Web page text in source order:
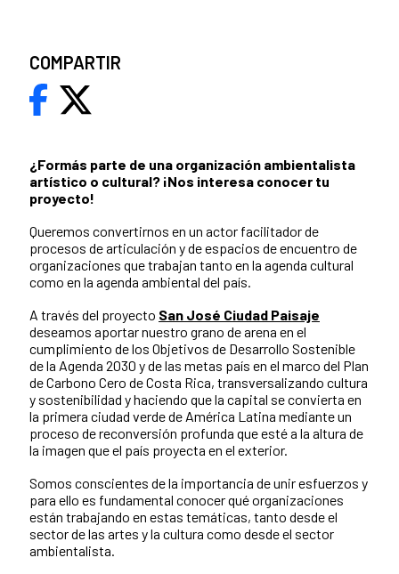
¿Formás parte de una organización ambientalista
artístico o cultural? ¡Nos interesa conocer tu
proyecto!
Queremos convertirnos en un actor facilitador de
procesos de articulación y de espacios de encuentro de
organizaciones que trabajan tanto en la agenda cultural
como en la agenda ambiental del país.
A través del proyecto San José Ciudad Paisaje
deseamos aportar nuestro grano de arena en el
cumplimiento de los Objetivos de Desarrollo Sostenible
de la Agenda 2030 y de las metas país en el marco del Plan
de Carbono Cero de Costa Rica, transversalizando cultura
y sostenibilidad y haciendo que la capital se convierta en
la primera ciudad verde de América Latina mediante un
proceso de reconversión profunda que esté a la altura de
la imagen que el país proyecta en el exterior.
Somos conscientes de la importancia de unir esfuerzos y
para ello es fundamental conocer qué organizaciones
están trabajando en estas temáticas, tanto desde el
sector de las artes y la cultura como desde el sector
ambientalista.
COMPARTIR